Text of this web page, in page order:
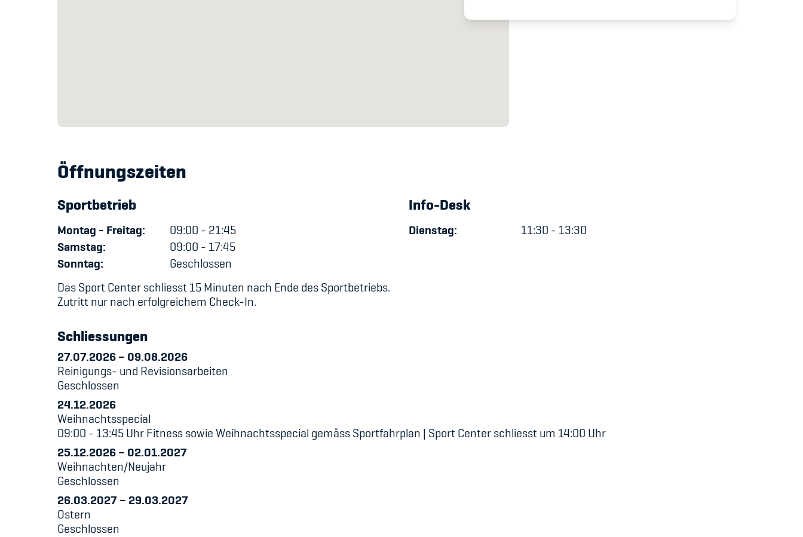
Öffnungszeiten
Sportbetrieb
Montag - Freitag:
09:00 - 21:45
Samstag:
09:00 - 17:45
Sonntag:
Geschlossen
Das Sport Center schliesst 15 Minuten nach Ende des Sportbetriebs.
Zutritt nur nach erfolgreichem Check-In.
Info-Desk
Dienstag: 11:30 - 13:30
Schliessungen
27.07.2026– 09.08.2026
Reinigungs- und Revisionsarbeiten
Geschlossen
24.12.2026
Weihnachtsspecial
09:00 - 13:45 Uhr Fitness sowie Weihnachtsspecial gemäss Sportfahrplan | Sport Center schliesst um 14:00 Uhr
25.12.2026– 02.01.2027
Weihnachten/Neujahr
Geschlossen
26.03.2027– 29.03.2027
Ostern
Geschlossen